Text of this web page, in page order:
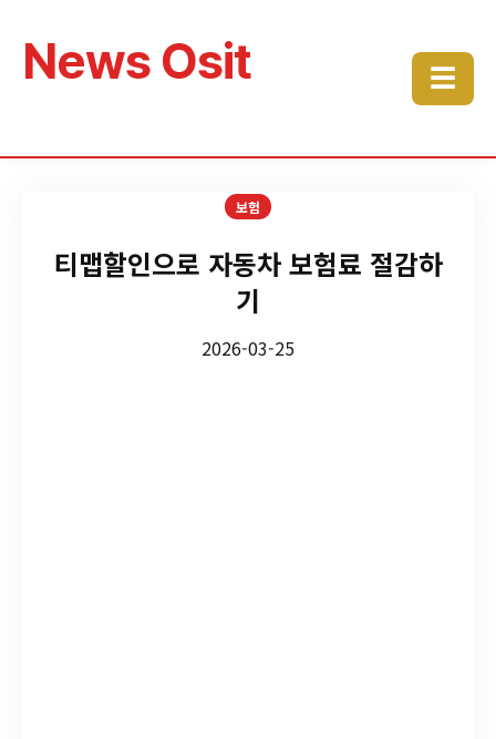
News Osit ☰
보험
티맵할인으로 자동차 보험료 절감하
기
2026-03-25